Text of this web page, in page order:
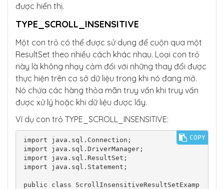
            System.out.println(ce.getMessage
        }
được hiển thị.
TYPE_SCROLL_INSENSITIVE
Một con trỏ có thể được sử dụng để cuộn qua một
ResultSet theo nhiều cách khác nhau. Loại con trỏ
này là không nhạy cảm đối với những thay đổi được
thực hiện trên cơ sở dữ liệu trong khi nó đang mở.
Nó chứa các hàng thỏa mãn truy vấn khi truy vấn
được xử lý hoặc khi dữ liệu được lấy.
Ví dụ con trỏ TYPE_SCROLL_INSENSITIVE:
import java.sql.Connection;
import java.sql.DriverManager;
import java.sql.ResultSet;
import java.sql.Statement;
public class ScrollInsensitiveResultSetExamp
COPY